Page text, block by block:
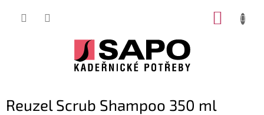
Reuzel Scrub Shampoo 350 ml